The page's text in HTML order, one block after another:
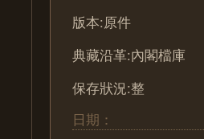
版本:原件
典藏沿革:內閣檔庫
保存狀況:整
日期：